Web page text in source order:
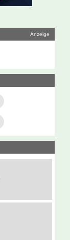
Anzeige